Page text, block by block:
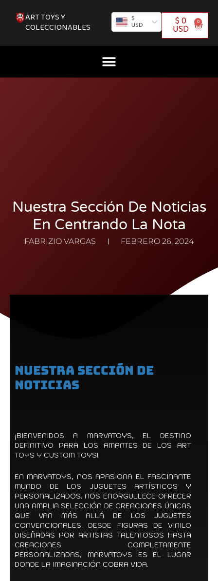
CONTENIDOART TOYS Y
COLECCIONABLES
$
USD $0
USD
0
CART
Nuestra Sección De Noticias
En Centrando La Nota
FABRIZIO VARGAS FEBRERO 26, 2024
NUESTRA SECCIÓN DE
NOTICIAS
¡BIENVENIDOS A MARVATOYS, EL DESTINO
DEFINITIVO PARA LOS AMANTES DE LOS ART
TOYS Y CUSTOM TOYS!
EN MARVATOYS, NOS APASIONA EL FASCINANTE
MUNDO DE LOS JUGUETES ARTÍSTICOS Y
PERSONALIZADOS. NOS ENORGULLECE OFRECER
UNA AMPLIA SELECCIÓN DE CREACIONES ÚNICAS
QUE VAN MÁS ALLÁ DE LOS JUGUETES
CONVENCIONALES. DESDE FIGURAS DE VINILO
DISEÑADAS POR ARTISTAS TALENTOSOS HASTA
CREACIONES COMPLETAMENTE
PERSONALIZADAS, MARVATOYS ES EL LUGAR
DONDE LA IMAGINACIÓN COBRA VIDA.